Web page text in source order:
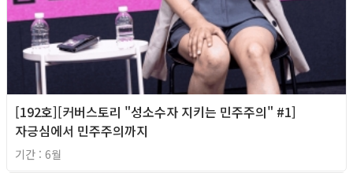
[192호][커버스토리 "성소수자 지키는 민주주의" #1]
자긍심에서 민주주의까지
기간 : 6월